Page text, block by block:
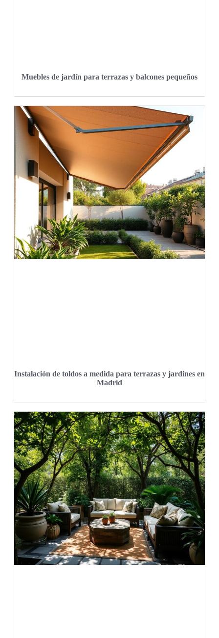
Muebles de jardín para terrazas y balcones pequeños
Instalación de toldos a medida para terrazas y jardines en
Madrid